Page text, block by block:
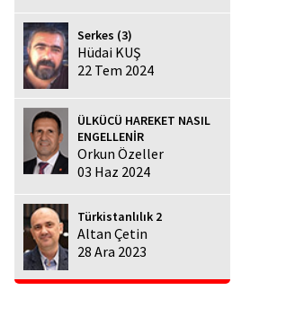
Serkes (3)
Hüdai KUŞ
22 Tem 2024
ÜLKÜCÜ HAREKET NASIL
ENGELLENİR
Orkun Özeller
03 Haz 2024
Türkistanlılık 2
Altan Çetin
28 Ara 2023